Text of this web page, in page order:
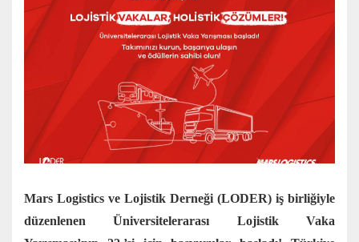
Mars Logistics ve Lojistik Derneği (LODER) iş birliğiyle
düzenlenen Üniversitelerarası Lojistik Vaka